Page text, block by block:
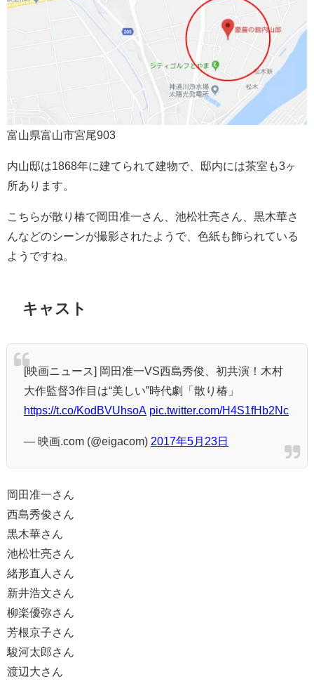
富山県富山市宮尾903
内山邸は1868年に建てられて建物で、邸内には茶室も3ヶ
所あります。
こちらが散り椿で岡田准一さん、池松壮亮さん、黒木華さ
んなどのシーンが撮影されたようで、色紙も飾られている
ようですね。
キャスト
[映画ニュース] 岡田准一VS西島秀俊、初共演！木村
大作監督3作目は“美しい”時代劇「散り椿」
https://t.co/KodBVUhsoA pic.twitter.com/H4S1fHb2Nc
— 映画.com (@eigacom) 2017年5月23日
岡田准一さん
西島秀俊さん
黒木華さん
池松壮亮さん
緒形直人さん
新井浩文さん
柳楽優弥さん
芳根京子さん
駿河太郎さん
渡辺大さん